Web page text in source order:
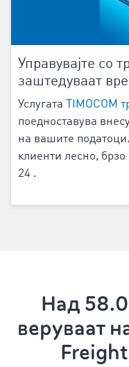
Управувајте со
заштедуваат
Услугата TIMOCOM
поедноставува
на вашите
клиенти лесно,
24 .
Над
веруваат